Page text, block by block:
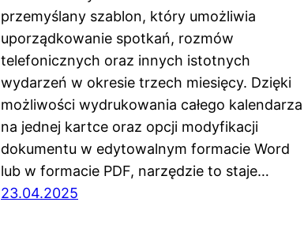
przemyślany szablon, który umożliwia
uporządkowanie spotkań, rozmów
telefonicznych oraz innych istotnych
wydarzeń w okresie trzech miesięcy. Dzięki
możliwości wydrukowania całego kalendarza
na jednej kartce oraz opcji modyfikacji
dokumentu w edytowalnym formacie Word
lub w formacie PDF, narzędzie to staje…
23.04.2025